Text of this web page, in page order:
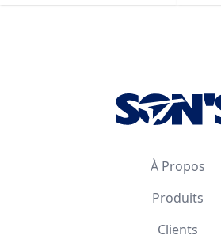
À Propos
Produits
Clients